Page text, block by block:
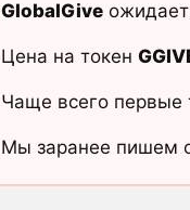
GlobalGiveожидает
Цена на токен
Чаще всего первые
Мы заранее пишем